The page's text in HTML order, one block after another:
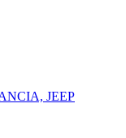
JEEP